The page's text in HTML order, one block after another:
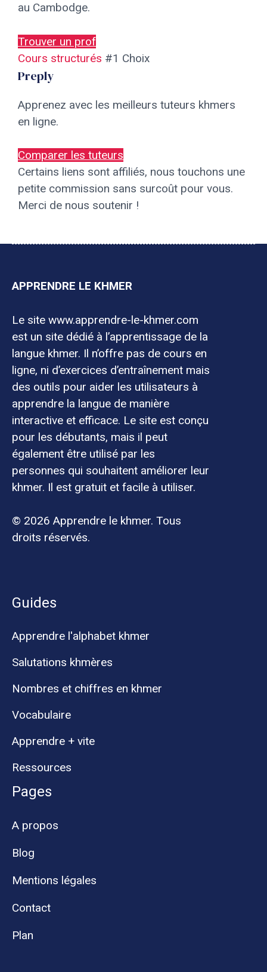
au Cambodge.
Trouver un prof
Cours structurés #1 Choix
Preply
Apprenez avec les meilleurs tuteurs khmers
en ligne.
Comparer les tuteurs
Certains liens sont affiliés, nous touchons une
petite commission sans surcoût pour vous.
Merci de nous soutenir !
APPRENDRE LE KHMER
Le site www.apprendre-le-khmer.com
est un site dédié à l’apprentissage de la
langue khmer. Il n’offre pas de cours en
ligne, ni d’exercices d’entraînement mais
des outils pour aider les utilisateurs à
apprendre la langue de manière
interactive et efficace. Le site est conçu
pour les débutants, mais il peut
également être utilisé par les
personnes qui souhaitent améliorer leur
khmer. Il est gratuit et facile à utiliser.
© 2026 Apprendre le khmer. Tous
droits réservés.
Guides
Apprendre l'alphabet khmer
Salutations khmères
Nombres et chiffres en khmer
Vocabulaire
Apprendre + vite
Ressources
Pages
A propos
Blog
Mentions légales
Contact
Plan